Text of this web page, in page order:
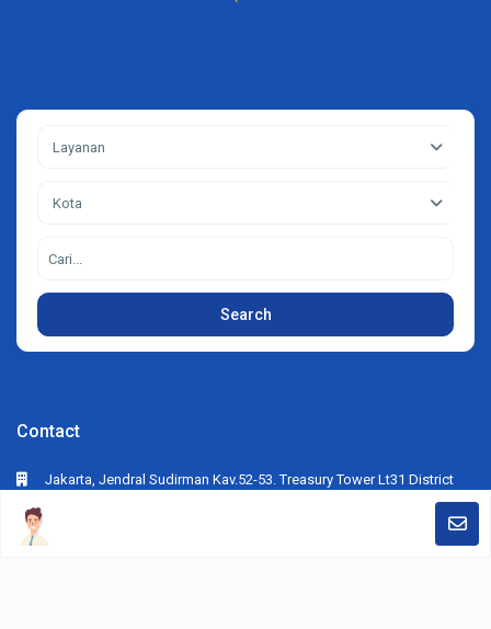
Layanan
Kota
Search
Contact
Jakarta, Jendral Sudirman Kav.52-53. Treasury Tower Lt31 District
SCBD Lot28. Jakarta Selatan
+62812-6286-7878